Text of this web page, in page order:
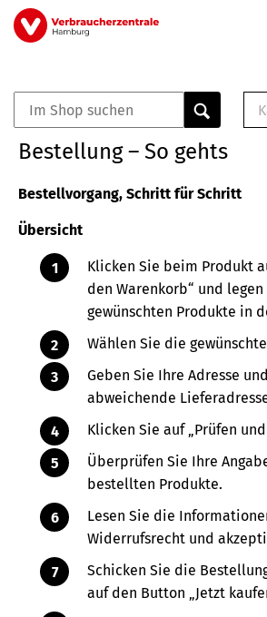
Direkt
zum
0
Elemente
Bestellung – So gehts
Bestellvorgang, Schritt für Schritt
Übersicht
Klicken Sie beim Produkt
den Warenkorb“ und
gewünschten Produkte in
Wählen Sie die
Geben Sie Ihre Adresse
abweichende
Klicken Sie auf „Prüfen und
Überprüfen Sie Ihre
bestellten Produkte.
Lesen Sie die
Widerrufsrecht und
Schicken Sie die
auf den Button „Jetzt